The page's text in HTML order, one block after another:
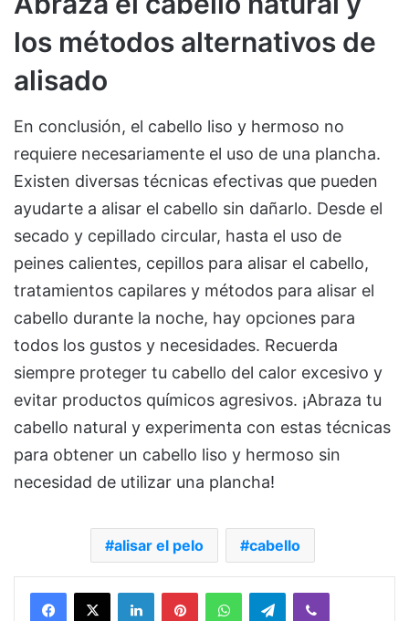
los métodos alternativos de
alisado
En conclusión, el cabello liso y hermoso no
requiere necesariamente el uso de una plancha.
Existen diversas técnicas efectivas que pueden
ayudarte a alisar el cabello sin dañarlo. Desde el
secado y cepillado circular, hasta el uso de
peines calientes, cepillos para alisar el cabello,
tratamientos capilares y métodos para alisar el
cabello durante la noche, hay opciones para
todos los gustos y necesidades. Recuerda
siempre proteger tu cabello del calor excesivo y
evitar productos químicos agresivos. ¡Abraza tu
cabello natural y experimenta con estas técnicas
para obtener un cabello liso y hermoso sin
necesidad de utilizar una plancha!
alisar el pelo cabello
Facebook
X LinkedInPinterestWhatsAppTelegramViber